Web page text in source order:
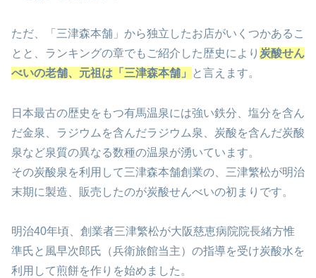
ただ、「三津森本舗」から独立したお店がいくつかあるこ
とと、ランキングの章でもご紹介した歴史により 炭酸せん
べいの老舗、元祖は「三津森本舗」
と言えます。
日本最古の歴史をもつ有馬温泉には強い鉄分、塩分を含ん
だ金泉、ラジウムを含んだラジウム泉、炭酸を含んだ炭酸
泉など泉質の異なる数種の温泉が湧いています。
その炭酸泉を利用して三津森本舗創業の、三津繁松が明治
末期に製造、販売したのが炭酸せんべいの初まりです。
明治40年頃、創業者三津繁松が大阪慈恵病院院長緒方惟
準氏と風早次郎氏（兵衛旅館当主）の指導を受け炭酸水を
利用して煎餅を作りを始めました。